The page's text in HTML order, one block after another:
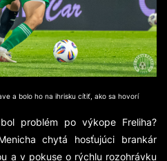
a bolo ho na ihrisku cítiť, ako sa hovorí
problém po výkope Freliha?
chytá hosťujúci brankár
a v pokuse o rýchlu rozohrávku